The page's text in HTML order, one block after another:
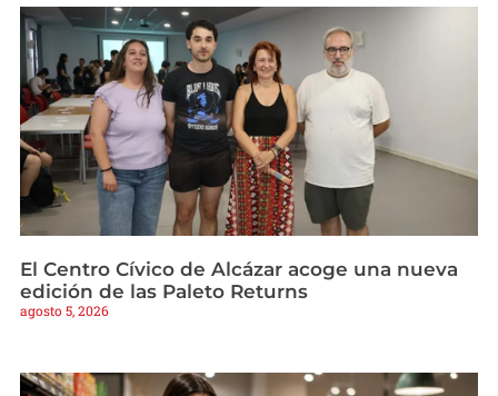
El Centro Cívico de Alcázar acoge una nueva
edición de las Paleto Returns
agosto 5, 2026